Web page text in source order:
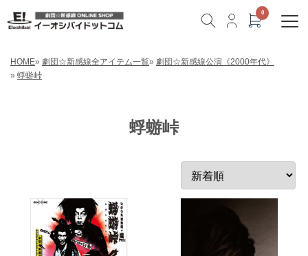
HOME» 劇団☆新感線全アイテム一覧» 劇団☆新感線公演《2000年代》
» 蜉蝣峠
蜉蝣峠